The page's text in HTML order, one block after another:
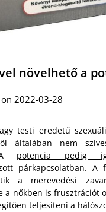
növelhető a
on 2022-03-28
testi eredetű
általában nem
A potencia pedig
párkapcsolatban. A
a merevedési
a nőkben is frusztrációt
teljesíteni a